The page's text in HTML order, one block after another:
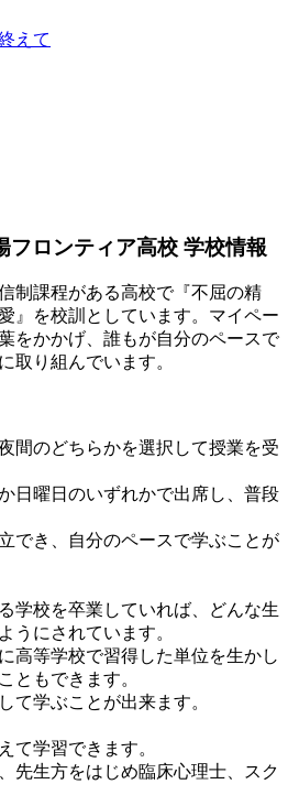
えて
フロンティア高校 学校情報
制課程がある高校で『不屈の精
』を校訓としています。マイペー
をかかげ、誰もが自分のペースで
取り組んでいます。
間のどちらかを選択して授業を受
日曜日のいずれかで出席し、普段
でき、自分のペースで学ぶことが
学校を卒業していれば、どんな生
うにされています。
高等学校で習得した単位を生かし
ともできます。
て学ぶことが出来ます。
て学習できます。
先生方をはじめ臨床心理士、スク